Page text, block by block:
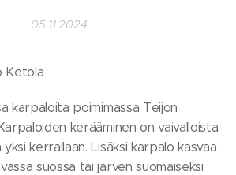
05.11.2024
Ketola
karpaloita poimimassa Teijon
kerääminen on vaivalloista.
kerrallaan. Lisäksi karpalo kasvaa
suossa tai järven suomaiseksi